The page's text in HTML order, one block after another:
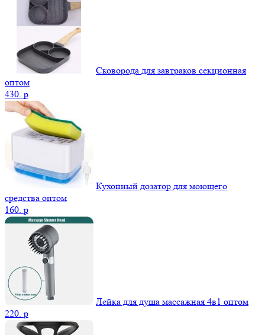
Сковорода для завтраков секционная
оптом
430. p
Кухонный дозатор для моющего
средства оптом
160. p
Лейка для душа массажная 4в1 оптом
220. p